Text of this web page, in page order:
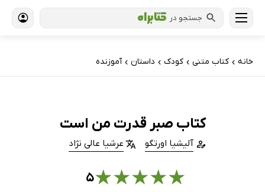
جستجو در
خانه › کتاب‌ متنی › کودک › داستان › آموزنده
کتاب صبر قدرت من است
آلیشیا اورتگو عرشیا عالی نژاد
★
★
★
★
★۵